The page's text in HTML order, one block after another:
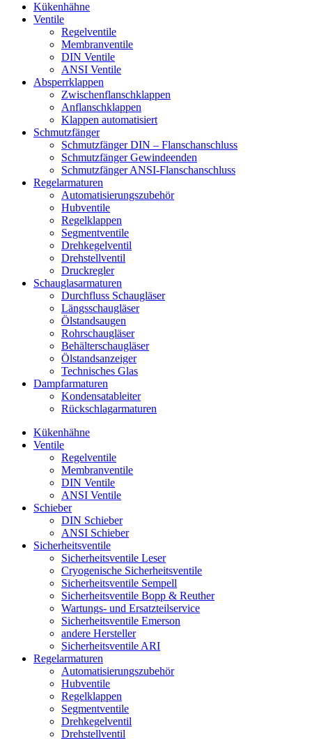
Kükenhähne
Ventile
Regelventile
Membranventile
DIN Ventile
ANSI Ventile
Absperrklappen
Zwischenflanschklappen
Anflanschklappen
Klappen automatisiert
Schmutzfänger
Schmutzfänger DIN – Flanschanschluss
Schmutzfänger Gewindeenden
Schmutzfänger ANSI-Flanschanschluss
Regelarmaturen
Automatisierungszubehör
Hubventile
Regelklappen
Segmentventile
Drehkegelventil
Drehstellventil
Druckregler
Schauglas­armaturen
Durchfluss Schaugläser
Längsschaugläser
Ölstandsaugen
Rohrschaugläser
Behälterschaugläser
Ölstandsanzeiger
Technisches Glas
Dampfarmaturen
Kondensatableiter
Rückschlagarmaturen
Kükenhähne
Ventile
Regelventile
Membranventile
DIN Ventile
ANSI Ventile
Schieber
DIN Schieber
ANSI Schieber
Sicherheitsventile
Sicherheitsventile Leser
Cryogenische Sicherheitsventile
Sicherheitsventile Sempell
Sicherheitsventile Bopp & Reuther
Wartungs- und Ersatzteilservice
Sicherheitsventile Emerson
andere Hersteller
Sicherheitsventile ARI
Regelarmaturen
Automatisierungszubehör
Hubventile
Regelklappen
Segmentventile
Drehkegelventil
Drehstellventil